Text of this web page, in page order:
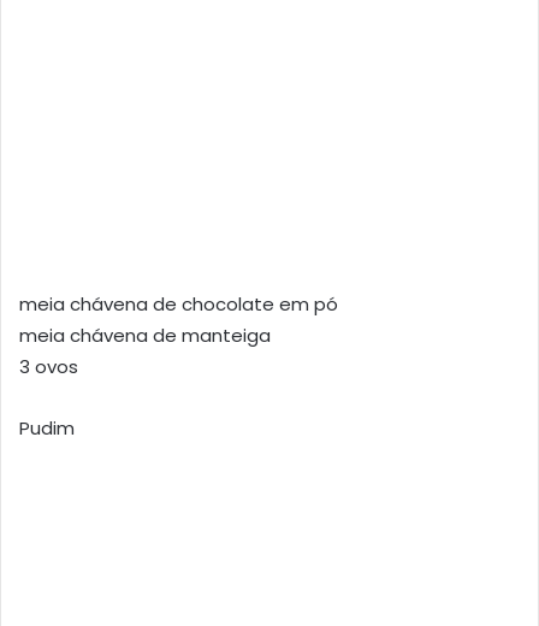
meia chávena de chocolate em pó
meia chávena de manteiga
3 ovos
Pudim